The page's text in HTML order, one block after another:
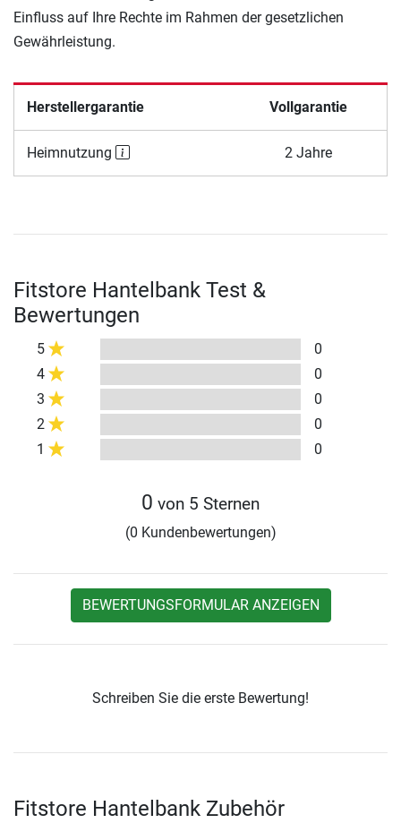
Einfluss auf Ihre Rechte im Rahmen der gesetzlichen
Gewährleistung.
Herstellergarantie Vollgarantie
Heimnutzung 2 Jahre
Fitstore Hantelbank Test &
Bewertungen
5
0
4
0
3
0
2
0
1
0
0 von 5 Sternen
(0 Kundenbewertungen)
BEWERTUNGSFORMULAR ANZEIGEN
Schreiben Sie die erste Bewertung!
Fitstore Hantelbank Zubehör